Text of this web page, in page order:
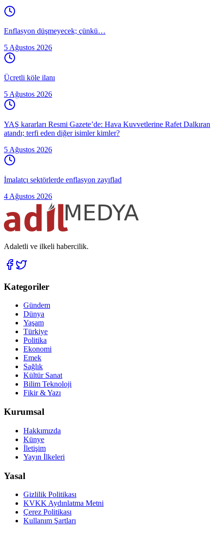
Enflasyon düşmeyecek; çünkü…
5 Ağustos 2026
Ücretli köle ilanı
5 Ağustos 2026
YAŞ kararları Resmi Gazete’de: Hava Kuvvetlerine Rafet Dalkıran
atandı; terfi eden diğer isimler kimler?
5 Ağustos 2026
İmalatçı sektörlerde enflasyon zayıflad
4 Ağustos 2026
Adaletli ve ilkeli habercilik.
Kategoriler
Gündem
Dünya
Yaşam
Türkiye
Politika
Ekonomi
Emek
Sağlık
Kültür Sanat
Bilim Teknoloji
Fikir & Yazı
Kurumsal
Hakkımızda
Künye
İletişim
Yayın İlkeleri
Yasal
Gizlilik Politikası
KVKK Aydınlatma Metni
Çerez Politikası
Kullanım Şartları